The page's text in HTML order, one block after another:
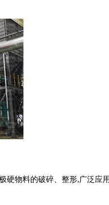
硬物料的破碎、整形,广泛